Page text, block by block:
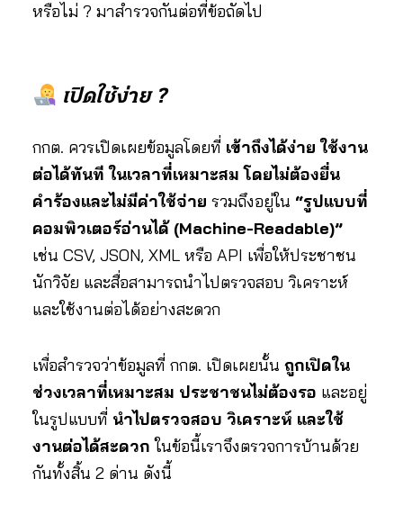
หรือไม่ ? มาสำรวจกันต่อที่ข้อถัดไป
เปิดใช้ง่าย ?
กกต. ควรเปิดเผยข้อมูลโดยที่ เข้าถึงได้ง่าย ใช้งาน
ต่อได้ทันที ในเวลาที่เหมาะสม โดยไม่ต้องยื่น
คำร้องและไม่มีค่าใช้จ่าย รวมถึงอยู่ใน “รูปแบบที่
คอมพิวเตอร์อ่านได้ (Machine-Readable)”
เช่น CSV, JSON, XML หรือ API เพื่อให้ประชาชน
นักวิจัย และสื่อสามารถนำไปตรวจสอบ วิเคราะห์
และใช้งานต่อได้อย่างสะดวก
เพื่อสำรวจว่าข้อมูลที่ กกต. เปิดเผยนั้น ถูกเปิดใน
ช่วงเวลาที่เหมาะสม ประชาชนไม่ต้องรอ และอยู่
ในรูปแบบที่ นำไปตรวจสอบ วิเคราะห์ และใช้
งานต่อได้สะดวก ในข้อนี้เราจึงตรวจการบ้านด้วย
กันทั้งสิ้น 2 ด่าน ดังนี้